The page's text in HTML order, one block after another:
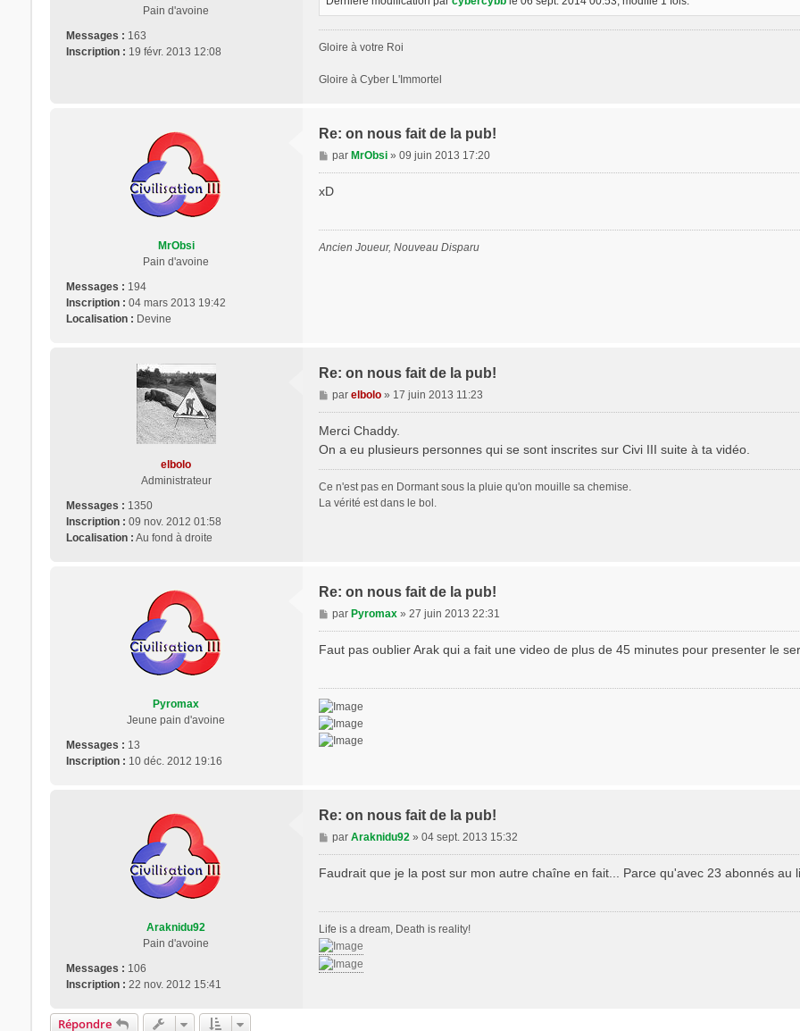
Pain d'avoine
Messages : 163
Inscription : 19 févr. 2013 12:08 Gloire à votre Roi
Gloire à Cyber L'Immortel
MrObsi
Pain d'avoine
Messages : 194
Inscription : 04 mars 2013 19:42
Localisation : Devine
Re: on nous fait de la pub!
M
e
s
e
par MrObsi »09 juin 2013 17:20
xD
Ancien Joueur, Nouveau Disparu
elbolo
Administrateur
Messages : 1350
Inscription : 09 nov. 2012 01:58
Localisation : Au fond à droite
Re: on nous fait de la pub!
M
e
s
e
parelbolo » 17 juin 2013 11:23
Merci Chaddy.
On a eu plusieurs personnes qui se sont inscrites sur Civi III suite à ta vidéo.
Ce n'est pas en Dormant sous la pluie qu'on mouille sa chemise.
La vérité est dans le bol.
Pyromax
Jeune pain d'avoine
Messages : 13
Inscription : 10 déc. 2012 19:16
Re: on nous fait de la pub!
M
e
s
e
par Pyromax »27 juin 2013 22:31
Faut pas oublier Arak qui a fait une video de plus de 45 minutes pour presenter le
Araknidu92
Pain d'avoine
Messages : 106
Inscription : 22 nov. 2012 15:41
Re: on nous fait de la pub!
M
e
s
e
parAraknidu92 »04 sept. 2013 15:32
Faudrait que je la post sur mon autre chaîne en fait... Parce qu'avec 23 abonnés au
Life is a dream, Death is reality!
Répondre